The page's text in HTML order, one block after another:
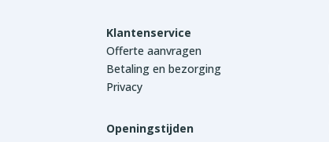
Klantenservice
Offerte aanvragen
Betaling en bezorging
Privacy
Openingstijden